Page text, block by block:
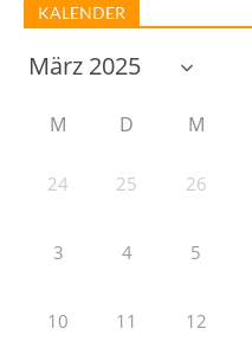
KALENDER
M D M
24 25 26
3 4 5
10 11 12